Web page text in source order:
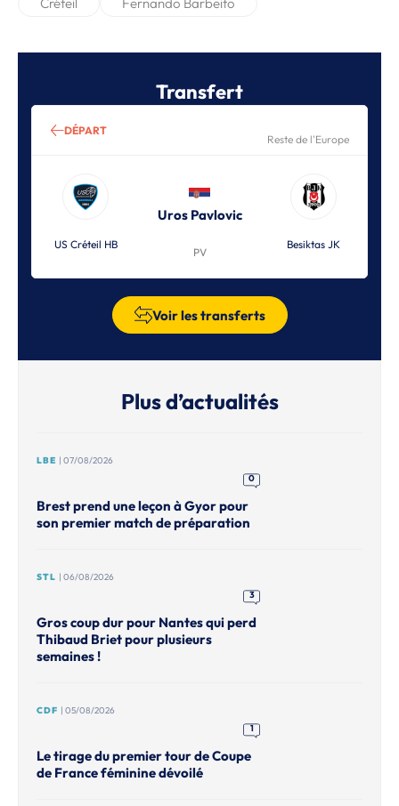
Transfert
DÉPART
Reste de l'Europe
US Créteil HB
Uros Pavlovic
PV
Besiktas JK
Voir les transferts
Plus d’actualités
LBE | 07/08/2026
0
Brest prend une leçon à Gyor pour
son premier match de préparation
STL | 06/08/2026
3
Gros coup dur pour Nantes qui perd
Thibaud Briet pour plusieurs
semaines !
CDF | 05/08/2026
1
Le tirage du premier tour de Coupe
de France féminine dévoilé